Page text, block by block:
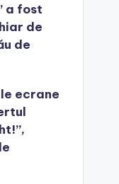
a fost
de
de
ecrane